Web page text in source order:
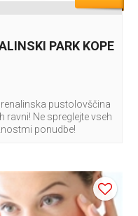
PARK KOPE
pustolovščina
ravni! Ne spreglejte vseh
ponudbe!